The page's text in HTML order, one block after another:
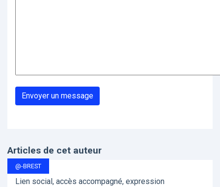
Articles de cet auteur
@-BREST
Lien social, accès accompagné, expression